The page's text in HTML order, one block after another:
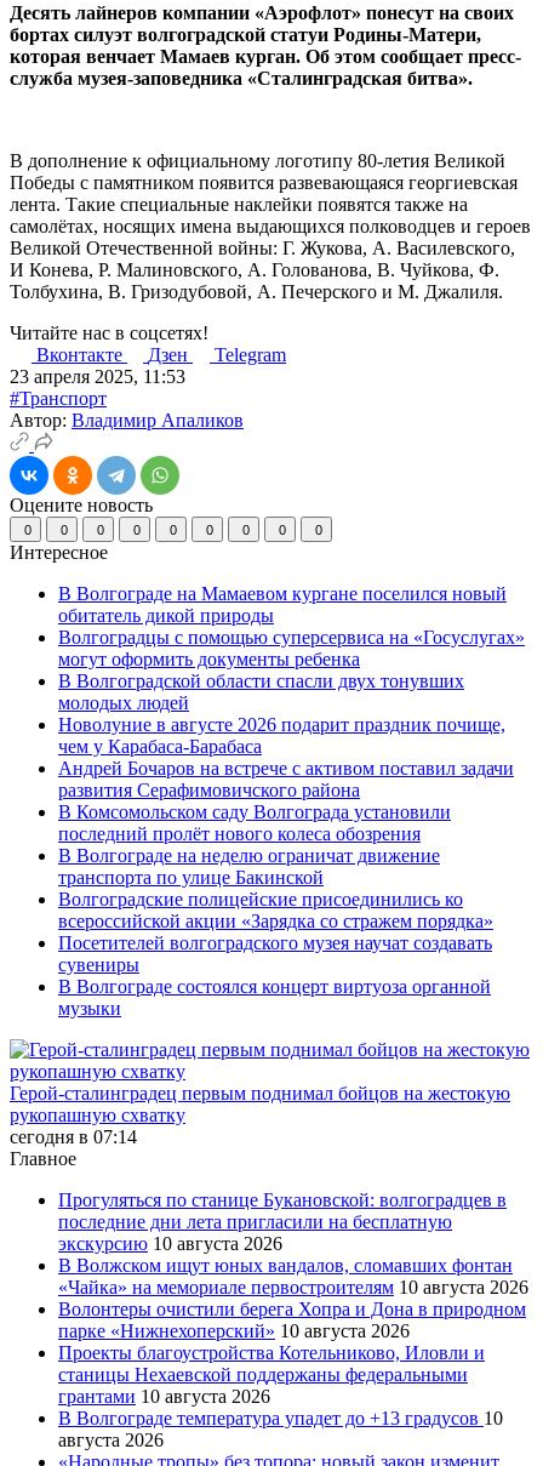
Десять лайнеров компании «Аэрофлот» понесут на своих
бортах силуэт волгоградской статуи Родины-Матери,
которая венчает Мамаев курган. Об этом сообщает пресс-
служба музея-заповедника «Сталинградская битва».
В дополнение к официальному логотипу 80-летия Великой
Победы с памятником появится развевающаяся георгиевская
лента. Такие специальные наклейки появятся также на
самолётах, носящих имена выдающихся полководцев и героев
Великой Отечественной войны: Г. Жукова, А. Василевского,
И Конева, Р. Малиновского, А. Голованова, В. Чуйкова, Ф.
Толбухина, В. Гризодубовой, А. Печерского и М. Джалиля.
Читайте нас в соцсетях!
Вконтакте
Дзен
Telegram
23 апреля 2025, 11:53
#Транспорт
Автор: Владимир Апаликов
Оцените новость
0 0 0 0 0 0 0 0 0
Интересное
В Волгограде на Мамаевом кургане поселился новый
обитатель дикой природы
Волгоградцы с помощью суперсервиса на «Госуслугах»
могут оформить документы ребенка
В Волгоградской области спасли двух тонувших
молодых людей
Новолуние в августе 2026 подарит праздник почище,
чем у Карабаса-Барабаса
Андрей Бочаров на встрече с активом поставил задачи
развития Серафимовичского района
В Комсомольском саду Волгограда установили
последний пролёт нового колеса обозрения
В Волгограде на неделю ограничат движение
транспорта по улице Бакинской
Волгоградские полицейские присоединились ко
всероссийской акции «Зарядка со стражем порядка»
Посетителей волгоградского музея научат создавать
сувениры
В Волгограде состоялся концерт виртуоза органной
музыки
Герой-сталинградец первым поднимал бойцов на жестокую
рукопашную схватку
сегодня в 07:14
Главное
Прогуляться по станице Букановской: волгоградцев в
последние дни лета пригласили на бесплатную
экскурсию 10 августа 2026
В Волжском ищут юных вандалов, сломавших фонтан
«Чайка» на мемориале первостроителям 10 августа 2026
Волонтеры очистили берега Хопра и Дона в природном
парке «Нижнехоперский» 10 августа 2026
Проекты благоустройства Котельниково, Иловли и
станицы Нехаевской поддержаны федеральными
грантами 10 августа 2026
В Волгограде температура упадет до +13 градусов 10
августа 2026
«Народные тропы» без топора: новый закон изменит